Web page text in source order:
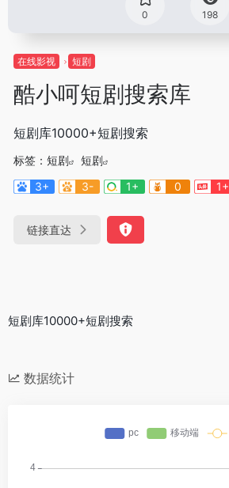
0 198
在线影视 短剧
酷小呵短剧搜索库
短剧库10000+短剧搜索
标签： 短剧
短剧
3+
3- 1+ 0 1+
链接直达
短剧库10000+短剧搜索
数据统计